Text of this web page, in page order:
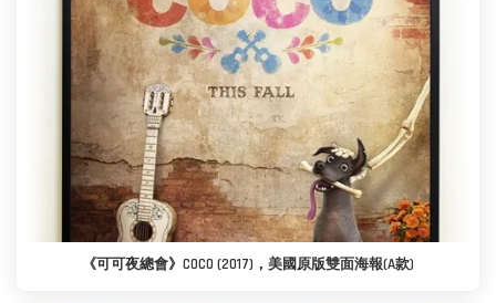
《可可夜總會》COCO (2017)，美國原版雙面海報(A款)